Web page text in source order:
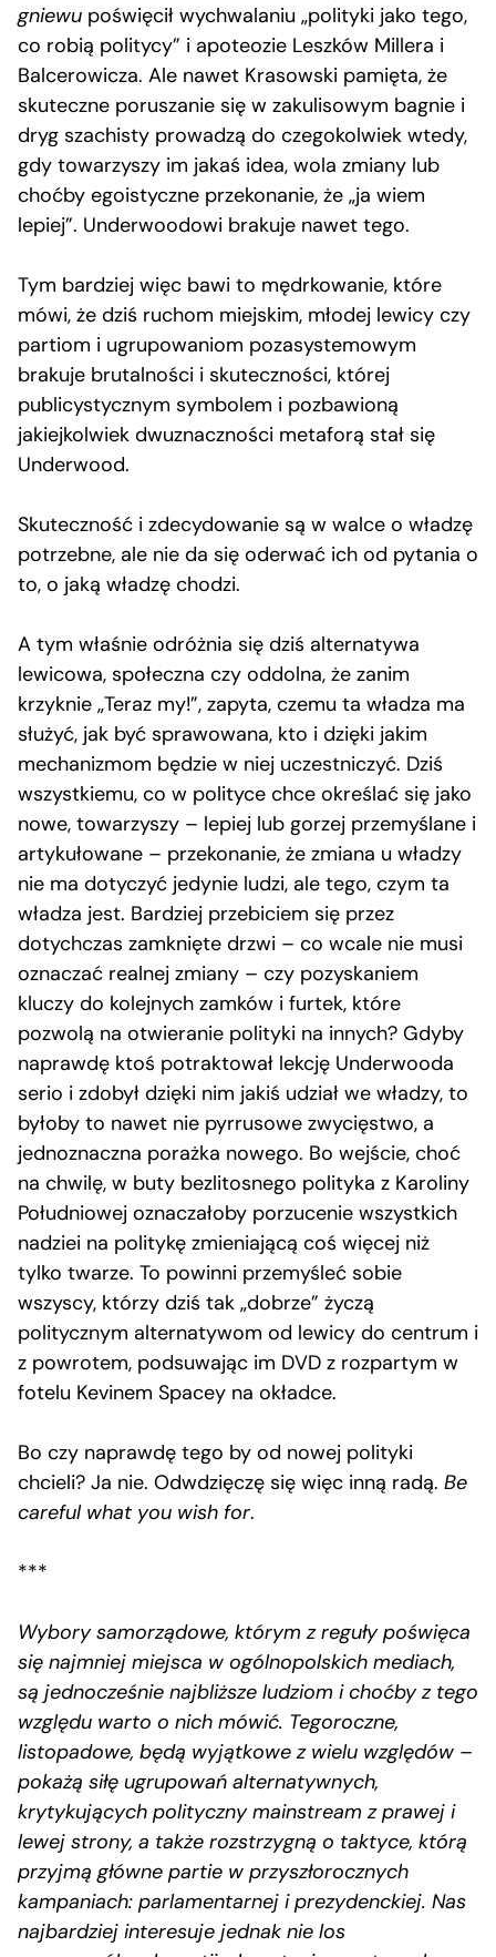
gniewu poświęcił wychwalaniu „polityki jako tego,
co robią politycy” i apoteozie Leszków Millera i
Balcerowicza. Ale nawet Krasowski pamięta, że
skuteczne poruszanie się w zakulisowym bagnie i
dryg szachisty prowadzą do czegokolwiek wtedy,
gdy towarzyszy im jakaś idea, wola zmiany lub
choćby egoistyczne przekonanie, że „ja wiem
lepiej”. Underwoodowi brakuje nawet tego.
Tym bardziej więc bawi to mędrkowanie, które
mówi, że dziś ruchom miejskim, młodej lewicy czy
partiom i ugrupowaniom pozasystemowym
brakuje brutalności i skuteczności, której
publicystycznym symbolem i pozbawioną
jakiejkolwiek dwuznaczności metaforą stał się
Underwood.
Skuteczność i zdecydowanie są w walce o władzę
potrzebne, ale nie da się oderwać ich od pytania o
to, o jaką władzę chodzi.
A tym właśnie odróżnia się dziś alternatywa
lewicowa, społeczna czy oddolna, że zanim
krzyknie „Teraz my!”, zapyta, czemu ta władza ma
służyć, jak być sprawowana, kto i dzięki jakim
mechanizmom będzie w niej uczestniczyć. Dziś
wszystkiemu, co w polityce chce określać się jako
nowe, towarzyszy – lepiej lub gorzej przemyślane i
artykułowane – przekonanie, że zmiana u władzy
nie ma dotyczyć jedynie ludzi, ale tego, czym ta
władza jest. Bardziej przebiciem się przez
dotychczas zamknięte drzwi – co wcale nie musi
oznaczać realnej zmiany – czy pozyskaniem
kluczy do kolejnych zamków i furtek, które
pozwolą na otwieranie polityki na innych? Gdyby
naprawdę ktoś potraktował lekcję Underwooda
serio i zdobył dzięki nim jakiś udział we władzy, to
byłoby to nawet nie pyrrusowe zwycięstwo, a
jednoznaczna porażka nowego. Bo wejście, choć
na chwilę, w buty bezlitosnego polityka z Karoliny
Południowej oznaczałoby porzucenie wszystkich
nadziei na politykę zmieniającą coś więcej niż
tylko twarze. To powinni przemyśleć sobie
wszyscy, którzy dziś tak „dobrze” życzą
politycznym alternatywom od lewicy do centrum i
z powrotem, podsuwając im DVD z rozpartym w
fotelu Kevinem Spacey na okładce.
Bo czy naprawdę tego by od nowej polityki
chcieli? Ja nie. Odwdzięczę się więc inną radą. Be
careful what you wish for.
***
Wybory samorządowe, którym z reguły poświęca
się najmniej miejsca w ogólnopolskich mediach,
są jednocześnie najbliższe ludziom i choćby z tego
względu warto o nich mówić. Tegoroczne,
listopadowe, będą wyjątkowe z wielu względów –
pokażą siłę ugrupowań alternatywnych,
krytykujących polityczny mainstream z prawej i
lewej strony, a także rozstrzygną o taktyce, którą
przyjmą główne partie w przyszłorocznych
kampaniach: parlamentarnej i prezydenckiej. Nas
najbardziej interesuje jednak nie los